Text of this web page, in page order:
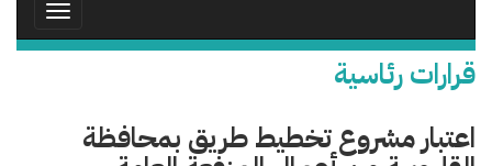
Toggle
قرارات رئاسية
اعتبار مشروع تخطيط طريق بمحافظة